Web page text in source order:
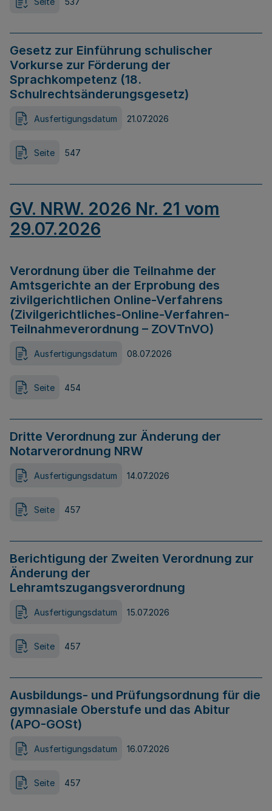
Gesetz zur Einführung schulischer
Vorkurse zur Förderung der
Sprachkompetenz (18.
Schulrechtsänderungsgesetz)
Ausfertigungsdatum 21.07.2026
Seite 547
GV. NRW. 2026 Nr. 21 vom
29.07.2026
Verordnung über die Teilnahme der
Amtsgerichte an der Erprobung des
zivilgerichtlichen Online-Verfahrens
(Zivilgerichtliches-Online-Verfahren-
Teilnahmeverordnung – ZOVTnVO)
Ausfertigungsdatum 08.07.2026
Seite 454
Dritte Verordnung zur Änderung der
Notarverordnung NRW
Ausfertigungsdatum 14.07.2026
Seite 457
Berichtigung der Zweiten Verordnung zur
Änderung der
Lehramtszugangsverordnung
Ausfertigungsdatum 15.07.2026
Seite 457
Ausbildungs- und Prüfungsordnung für die
gymnasiale Oberstufe und das Abitur
(APO-GOSt)
Ausfertigungsdatum 16.07.2026
Seite 457